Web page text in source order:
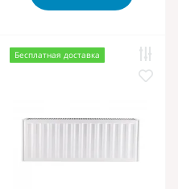
Бесплатная доставка